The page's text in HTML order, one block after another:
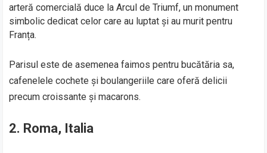
arteră comercială duce la Arcul de Triumf, un monument
simbolic dedicat celor care au luptat și au murit pentru
Franța.
Parisul este de asemenea faimos pentru bucătăria sa,
cafenelele cochete și boulangeriile care oferă delicii
precum croissante și macarons.
2. Roma, Italia